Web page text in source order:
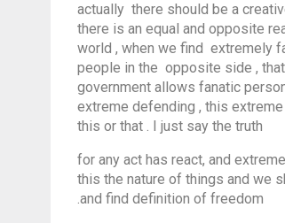
actually there should be a
there is an equal and opposite
world , when we find extremely
people in the opposite side ,
government allows fanatic
extreme defending , this
this or that . I just say the truth
for any act has react, and
this the nature of things and we
and find definition of freedom.